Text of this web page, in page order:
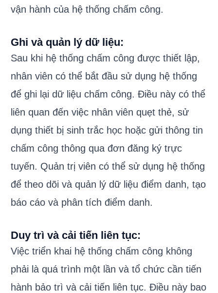
vận hành của hệ thống chấm công.
Ghi và quản lý dữ liệu:
Sau khi hệ thống chấm công được thiết lập,
nhân viên có thể bắt đầu sử dụng hệ thống
để ghi lại dữ liệu chấm công. Điều này có thể
liên quan đến việc nhân viên quẹt thẻ, sử
dụng thiết bị sinh trắc học hoặc gửi thông tin
chấm công thông qua đơn đăng ký trực
tuyến. Quản trị viên có thể sử dụng hệ thống
để theo dõi và quản lý dữ liệu điểm danh, tạo
báo cáo và phân tích điểm danh.
Duy trì và cải tiến liên tục:
Việc triển khai hệ thống chấm công không
phải là quá trình một lần và tổ chức cần tiến
hành bảo trì và cải tiến liên tục. Điều này bao